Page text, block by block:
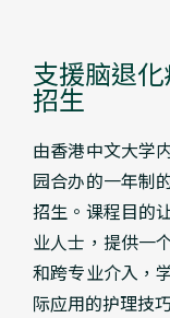
支援脑退
招生
由香港中文大学
园合办的一年制
招生。课程目的
业人士，提供一
和跨专业介入，
际应用的护理技